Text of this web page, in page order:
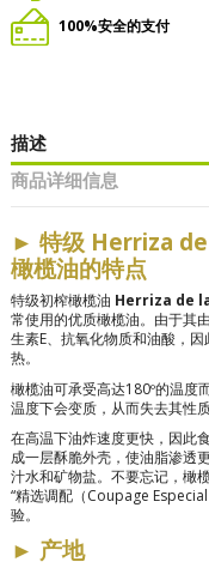
100%安全的支付
描述
商品详细信息
► 特级 Herriza
橄榄油的特点
特级初榨橄榄油 Herriza de
常使用的优质橄榄油。由于其
生素E、抗氧化物质和油酸，
热。
橄榄油可承受高达180º的温度
温度下会变质，从而失去其性质
在高温下油炸速度更快，因此
成一层酥脆外壳，使油脂渗透
汁水和矿物盐。不要忘记，橄
“精选调配（Coupage
验。
► 产地